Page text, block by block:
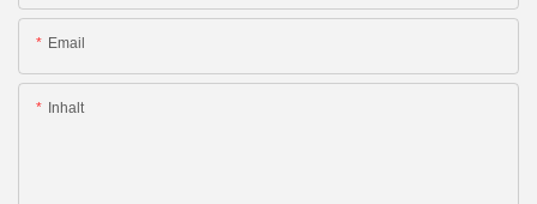
Email
Inhalt